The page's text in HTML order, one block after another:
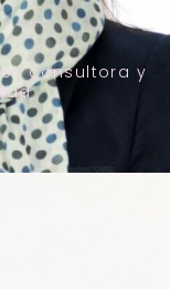
consultora y